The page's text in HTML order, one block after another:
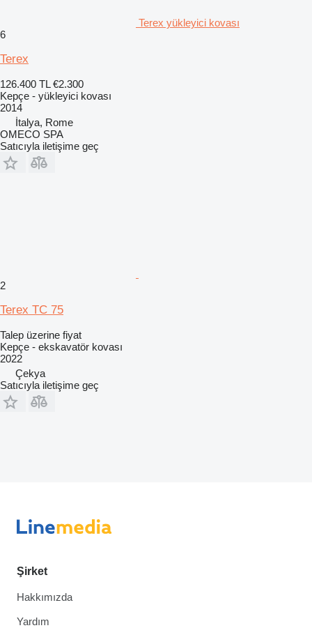
Terex yükleyici kovası
6
Terex
126.400 TL €2.300
Kepçe - yükleyici kovası
2014
İtalya, Rome
OMECO SPA
Satıcıyla iletişime geç
2
Terex TC 75
Talep üzerine fiyat
Kepçe - ekskavatör kovası
2022
Çekya
Satıcıyla iletişime geç
Şirket
Hakkımızda
Yardım